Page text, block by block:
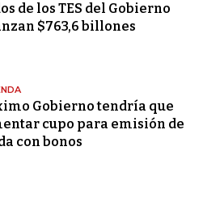
de los TES del Gobierno
$763,6 billones
Gobierno tendría que
cupo para emisión de
con bonos